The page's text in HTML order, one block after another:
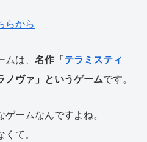
らから
は、 名作「テラミスティ
ノヴァ」というゲームです。
ームなんですよね。
て。